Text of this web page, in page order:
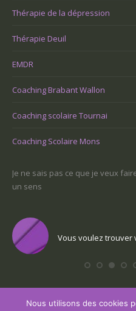
Thérapie de la dépression
Thérapie Deuil
EMDR
Coaching Brabant Wallon
Coaching scolaire Tournai
Coaching Scolaire Mons
Je ne sais pas ce que je veux
un sens
Vous voulez trouver
Nous utilisons des cookies